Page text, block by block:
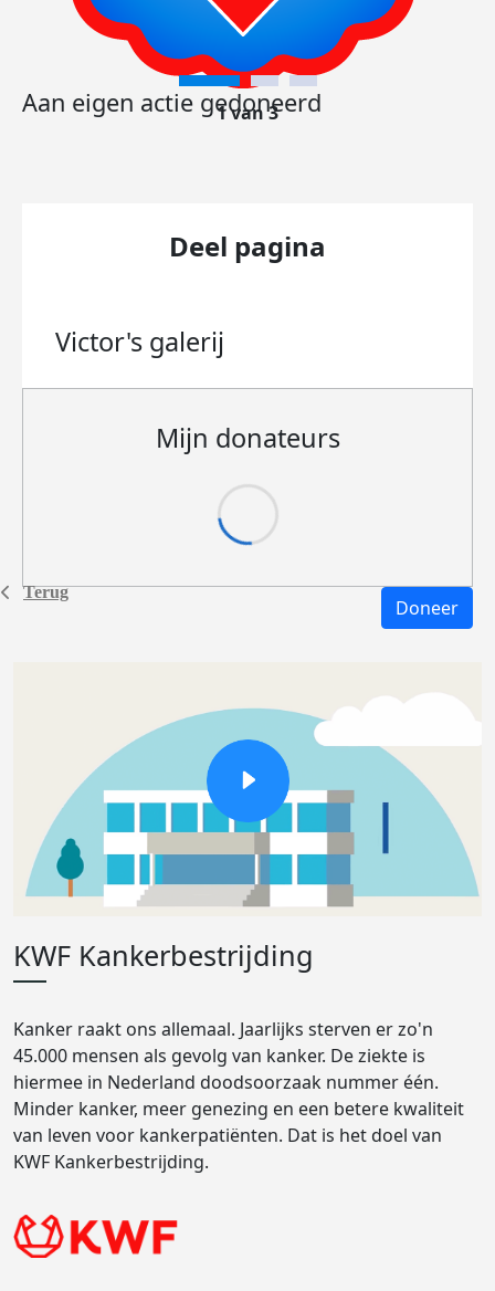
Terug
Aan eigen actie gedoneerd
1 van 3
Deel pagina
Victor's galerij
Mijn donateurs
Doneer
KWF Kankerbestrijding
Kanker raakt ons allemaal. Jaarlijks sterven er zo'n
45.000 mensen als gevolg van kanker. De ziekte is
hiermee in Nederland doodsoorzaak nummer één.
Minder kanker, meer genezing en een betere kwaliteit
van leven voor kankerpatiënten. Dat is het doel van
KWF Kankerbestrijding.